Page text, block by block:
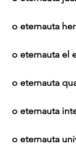
o eternauta
o eternauta el
o eternauta
o eternauta
o eternauta